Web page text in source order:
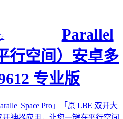
Parallel
行空间）安卓多
专业版
Space Pro」「原 LBE 双开大
神器应用，让您一键在平行空间